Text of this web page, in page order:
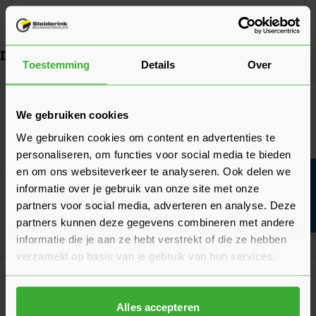
Toestemming Details Over
We gebruiken cookies
We gebruiken cookies om content en advertenties te
personaliseren, om functies voor social media te bieden
en om ons websiteverkeer te analyseren. Ook delen we
informatie over je gebruik van onze site met onze
partners voor social media, adverteren en analyse. Deze
partners kunnen deze gegevens combineren met andere
informatie die je aan ze hebt verstrekt of die ze hebben
verzameld op basis van je gebruik van hun services.
Alles accepteren
Toepassing Deurbeslag voor binnen
Dit vind je misschien ook handig
Navigeren door de elementen van de carrousel is mogelijk met
Druk om carrousel over te slaan
Druk op om naar carrouselnavigatie te gaan
Verkrijgbaar in 4 varianten
Vanaf18,00
Weekamp Sleutelrozet Rond
Verkrijgbaar in 2 varianten
Vanaf 18,00per set Ga
Klantrecensies
Hier lees je de ervaringen van andere klanten met dit
product. Hun feedback helpt je om een goed beeld te krijgen